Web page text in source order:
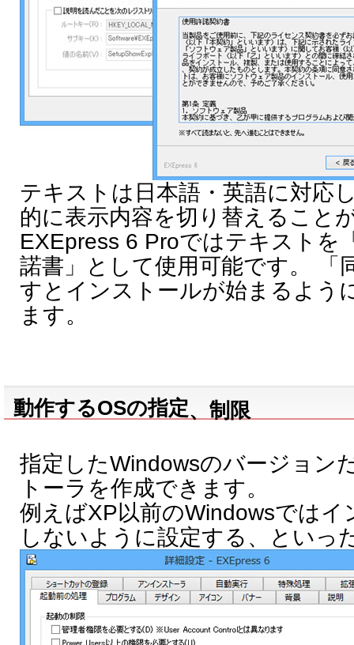
テキストは日本語・英語に対応
的に表示内容を切り替えること
EXEpress 6 Proではテキストを
諾書」として使用可能です。 「
すとインストールが始まるよう
ます。
動作するOSの指定、制限
指定したWindowsのバージョン
トーラを作成できます。
例えばXP以前のWindowsではイ
しないように設定する、といっ